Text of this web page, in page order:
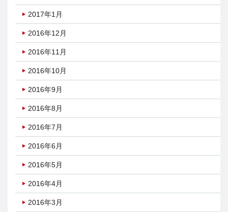
2017年1月
2016年12月
2016年11月
2016年10月
2016年9月
2016年8月
2016年7月
2016年6月
2016年5月
2016年4月
2016年3月